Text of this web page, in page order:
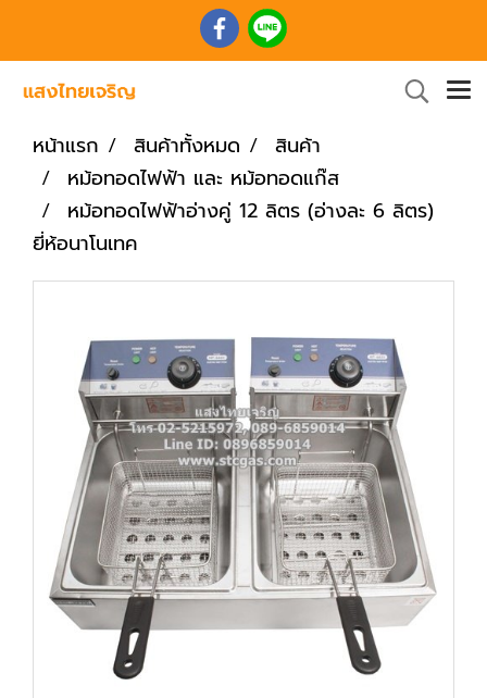
หน้าแรก สินค้าทั้งหมด
สินค้า
หม้อทอดไฟฟ้า และ หม้อทอดแก๊ส
หม้อทอดไฟฟ้าอ่างคู่ 12 ลิตร (อ่างละ 6 ลิตร)
ยี่ห้อนาโนเทค